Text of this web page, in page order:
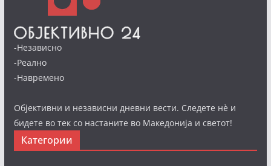
-Независно
-Реално
-Навремено
Објективни и независни дневни вести. Следете нè и
бидете во тек со настаните во Македонија и светот!
Категории